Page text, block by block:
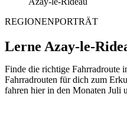
REGIONENPORTRÄT
Lerne Azay-le-
Finde die richtige Fahrradroute
Fahrradrouten für dich zum
fahren hier in den Monaten Juli